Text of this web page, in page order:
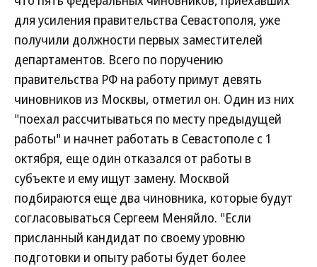
для усиления правительства Севастополя, уже
получили должности первых заместителей
департаментов. Всего по поручению
правительства РФ на работу примут девять
чиновников из Москвы, отметил он. Один из них
"поехал рассчитываться по месту предыдущей
работы" и начнет работать в Севастополе с 1
октября, еще один отказался от работы в
субъекте и ему ищут замену. Москвой
подбираются еще два чиновника, которые будут
согласовываться Сергеем Меняйло. "Если
присланный кандидат по своему уровню
подготовки и опыту работы будет более